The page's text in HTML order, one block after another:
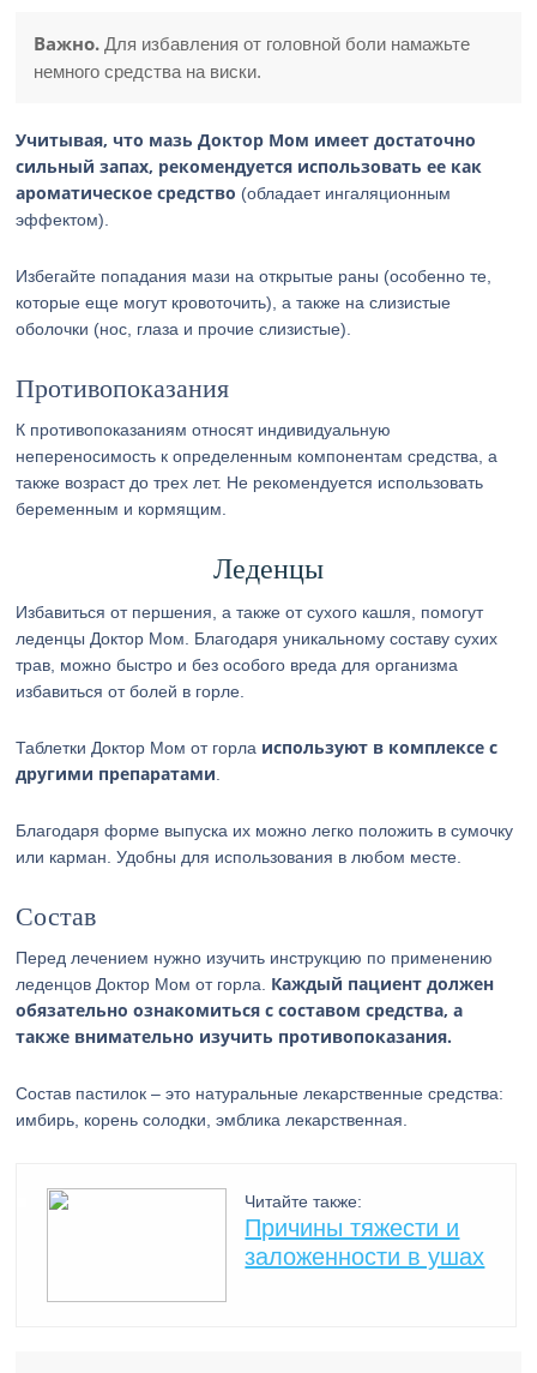
Важно. Для избавления от головной боли намажьте
немного средства на виски.
Учитывая, что мазь Доктор Мом имеет достаточно
сильный запах, рекомендуется использовать ее как
ароматическое средство (обладает ингаляционным
эффектом).
Избегайте попадания мази на открытые раны (особенно те,
которые еще могут кровоточить), а также на слизистые
оболочки (нос, глаза и прочие слизистые).
Противопоказания
К противопоказаниям относят индивидуальную
непереносимость к определенным компонентам средства, а
также возраст до трех лет. Не рекомендуется использовать
беременным и кормящим.
Леденцы
Избавиться от першения, а также от сухого кашля, помогут
леденцы Доктор Мом. Благодаря уникальному составу сухих
трав, можно быстро и без особого вреда для организма
избавиться от болей в горле.
Таблетки Доктор Мом от горла используют в комплексе с
другими препаратами
Благодаря форме выпуска их можно легко положить в сумочку
или карман. Удобны для использования в любом месте.
Состав
Перед лечением нужно изучить инструкцию по применению
леденцов Доктор Мом от горла. Каждый пациент должен
обязательно ознакомиться с составом средства, а
также внимательно изучить противопоказания.
Состав пастилок – это натуральные лекарственные средства:
имбирь, корень солодки, эмблика лекарственная.
Читайте также:
Причины тяжести и
заложенности в ушах